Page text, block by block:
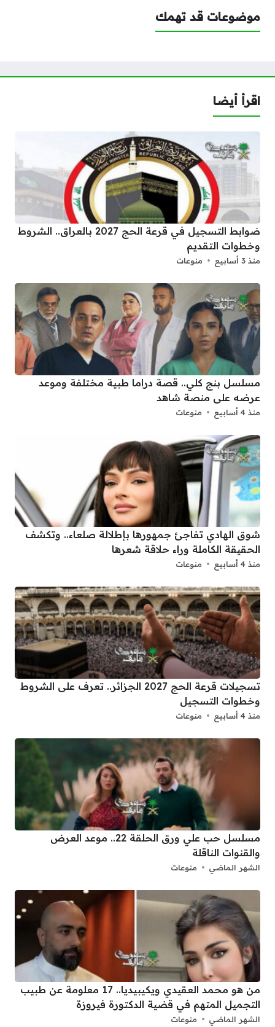
موضوعات قد تهمك
اقرأ أيضا
ضوابط التسجيل في قرعة الحج 2027 بالعراق.. الشروط
وخطوات التقديم
منذ 3 أسابيع منوعات
مسلسل بنج كلي.. قصة دراما طبية مختلفة وموعد
عرضه على منصة شاهد
منذ 4 أسابيع منوعات
شوق الهادي تفاجئ جمهورها بإطلالة صلعاء.. وتكشف
الحقيقة الكاملة وراء حلاقة شعرها
منذ 4 أسابيع منوعات
تسجيلات قرعة الحج 2027 الجزائر.. تعرف على الشروط
وخطوات التسجيل
منذ 4 أسابيع منوعات
مسلسل حب علي ورق الحلقة 22.. موعد العرض
والقنوات الناقلة
الشهر الماضي منوعات
من هو محمد العقيدي ويكيبيديا.. 17 معلومة عن طبيب
التجميل المتهم في قضية الدكتورة فيروزة
الشهر الماضي منوعات